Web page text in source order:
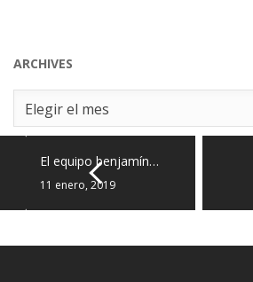
ARCHIVES
Archives
Elegir el mes
El equipo benjamín…
11 enero, 2019